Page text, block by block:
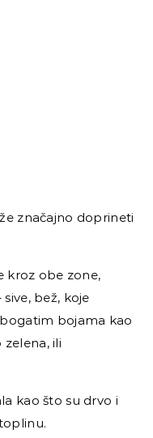
značajno doprineti
kroz obe zone,
bež, koje
bojama kao
ili
kao što su drvo i